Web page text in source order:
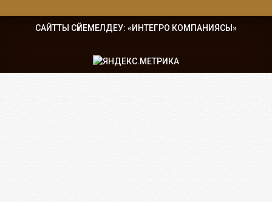
САЙТТЫ СҮЙЕМЕЛДЕУ: «ИНТЕГРО КОМПАНИЯСЫ»